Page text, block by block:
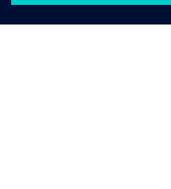
지멘스 서비스형